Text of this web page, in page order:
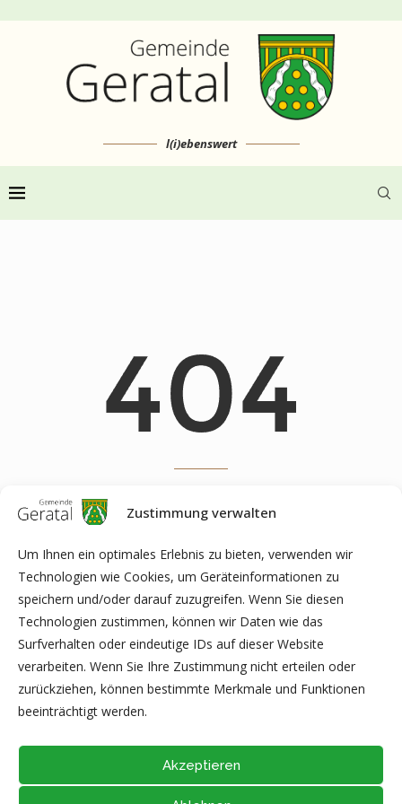
Zustimmung verwalten
Um Ihnen ein optimales Erlebnis zu bieten, verwenden wir
Technologien wie Cookies, um Geräteinformationen zu
speichern und/oder darauf zuzugreifen. Wenn Sie diesen
Technologien zustimmen, können wir Daten wie das
Surfverhalten oder eindeutige IDs auf dieser Website
verarbeiten. Wenn Sie Ihre Zustimmung nicht erteilen oder
zurückziehen, können bestimmte Merkmale und Funktionen
beeinträchtigt werden.
Akzeptieren
l(i)ebenswert
OOPS! Page you're looking for doesn't exist. Please use search for
ZURÜCK ZUR STARTSEITE